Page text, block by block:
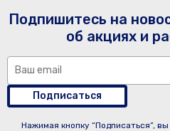
Подпишитесь на
об акциях и
Подписаться
Нажимая кнопку “Подписаться”,